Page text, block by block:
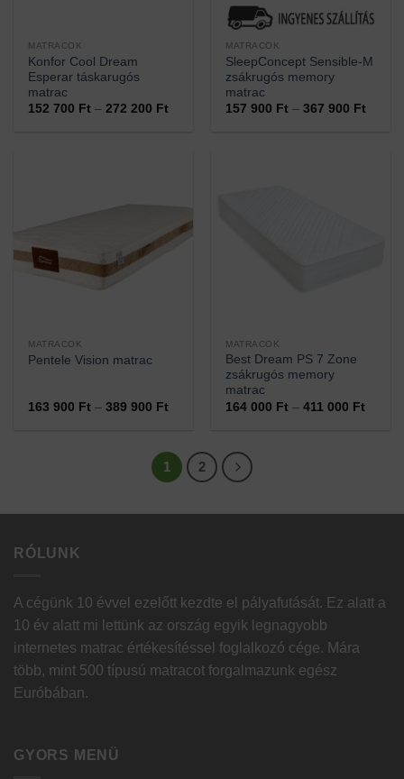
MATRACOK
Konfor Cool Dream
Esperar táskarugós
matrac
152 700 Ft – 272 200 FtÁrtartomány:
MATRACOK
SleepConcept Sensible-M
zsákrugós memory
matrac
157 900 Ft – 367 900 Ft
MATRACOK
Pentele Vision matrac
163 900 Ft – 389 900 FtÁrtartomány:
389
900 Ft
MATRACOK
Best Dream PS 7 Zone
zsákrugós memory
matrac
164 000 Ft – 411 000 Ft
1 2
RÓLUNK
A cégünk 10 évvel ezelőtt kezdte el pályafutását. Ez alatt a
10 év alatt mi lettünk az ország egyik legnagyobb
internetes matrac értékesítéssel foglalkozó cége. Mára
több, mint 500 típusú matracot forgalmazunk egész
Euróbában.
GYORS MENÜ